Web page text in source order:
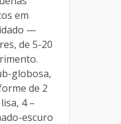
em
—
de 5-20
globosa,
de 2
4 –
escuro